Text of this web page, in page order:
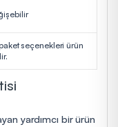
seçenekleri ürün
yardımcı bir ürün